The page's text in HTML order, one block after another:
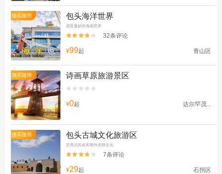
随买随用 包头海洋世界
感受曼妙的海底世界

 32条评论
¥99起 青山区
随买随用 诗画草原旅游景区


¥0起 达尔罕茂...
随买随用 包头古城文化旅游区
赏西北民俗和塞外农耕文化

 7条评论
¥29起 石拐区